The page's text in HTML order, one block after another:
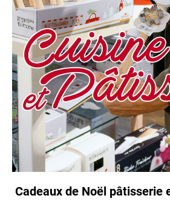
Cadeaux de Noël pâtisserie